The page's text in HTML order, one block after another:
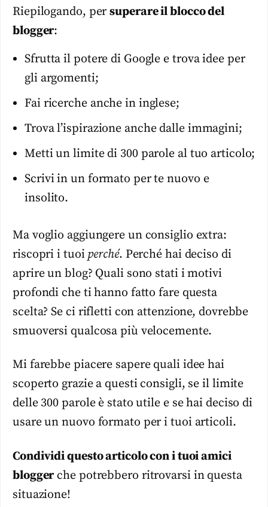
Riepilogando, persuperare il blocco del
blogger:
Sfrutta il potere di Google e trova idee per
gli argomenti;
Fai ricerche anche in inglese;
Trova l’ispirazione anche dalle immagini;
Metti un limite di 300 parole al tuo articolo;
Scrivi in un formato per te nuovo e
insolito.
Ma voglio aggiungere un consiglio extra:
riscopri i tuoi perché. Perché hai deciso di
aprire un blog? Quali sono stati i motivi
profondi che ti hanno fatto fare questa
scelta? Se ci rifletti con attenzione, dovrebbe
smuoversi qualcosa più velocemente.
Mi farebbe piacere sapere quali idee hai
scoperto grazie a questi consigli, se il limite
delle 300 parole è stato utile e se hai deciso di
usare un nuovo formato per i tuoi articoli.
Condividi questo articolo con i tuoi amici
bloggerche potrebbero ritrovarsi in questa
situazione!